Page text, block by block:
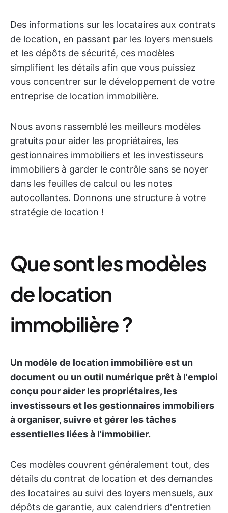
Des informations sur les locataires aux contrats
de location, en passant par les loyers mensuels
et les dépôts de sécurité, ces modèles
simplifient les détails afin que vous puissiez
vous concentrer sur le développement de votre
entreprise de location immobilière.
Nous avons rassemblé les meilleurs modèles
gratuits pour aider les propriétaires, les
gestionnaires immobiliers et les investisseurs
immobiliers à garder le contrôle sans se noyer
dans les feuilles de calcul ou les notes
autocollantes. Donnons une structure à votre
stratégie de location !
Que sont les modèles
de location
immobilière ?
Un modèle de location immobilière est un
document ou un outil numérique prêt à l'emploi
conçu pour aider les propriétaires, les
investisseurs et les gestionnaires immobiliers
à organiser, suivre et gérer les tâches
essentielles liées à l'immobilier.
Ces modèles couvrent généralement tout, des
détails du contrat de location et des demandes
des locataires au suivi des loyers mensuels, aux
dépôts de garantie, aux calendriers d'entretien